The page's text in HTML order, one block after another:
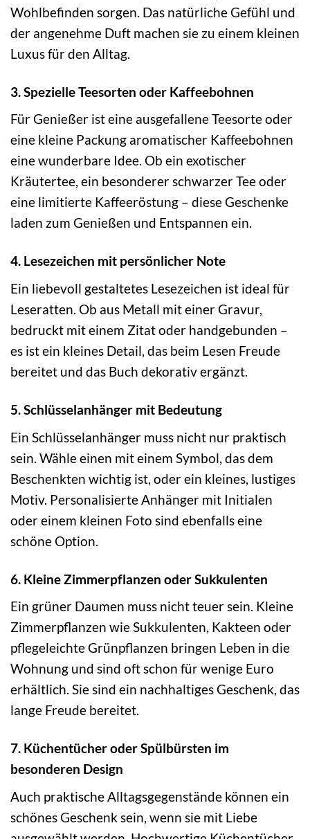
Wohlbefinden sorgen. Das natürliche Gefühl und
der angenehme Duft machen sie zu einem kleinen
Luxus für den Alltag.
3. Spezielle Teesorten oder Kaffeebohnen
Für Genießer ist eine ausgefallene Teesorte oder
eine kleine Packung aromatischer Kaffeebohnen
eine wunderbare Idee. Ob ein exotischer
Kräutertee, ein besonderer schwarzer Tee oder
eine limitierte Kaffeeröstung – diese Geschenke
laden zum Genießen und Entspannen ein.
4. Lesezeichen mit persönlicher Note
Ein liebevoll gestaltetes Lesezeichen ist ideal für
Leseratten. Ob aus Metall mit einer Gravur,
bedruckt mit einem Zitat oder handgebunden –
es ist ein kleines Detail, das beim Lesen Freude
bereitet und das Buch dekorativ ergänzt.
5. Schlüsselanhänger mit Bedeutung
Ein Schlüsselanhänger muss nicht nur praktisch
sein. Wähle einen mit einem Symbol, das dem
Beschenkten wichtig ist, oder ein kleines, lustiges
Motiv. Personalisierte Anhänger mit Initialen
oder einem kleinen Foto sind ebenfalls eine
schöne Option.
6. Kleine Zimmerpflanzen oder Sukkulenten
Ein grüner Daumen muss nicht teuer sein. Kleine
Zimmerpflanzen wie Sukkulenten, Kakteen oder
pflegeleichte Grünpflanzen bringen Leben in die
Wohnung und sind oft schon für wenige Euro
erhältlich. Sie sind ein nachhaltiges Geschenk, das
lange Freude bereitet.
7. Küchentücher oder Spülbürsten im
besonderen Design
Auch praktische Alltagsgegenstände können ein
schönes Geschenk sein, wenn sie mit Liebe